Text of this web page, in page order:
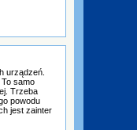
urządzeń.
samo
Trzeba
powodu
jest zainter